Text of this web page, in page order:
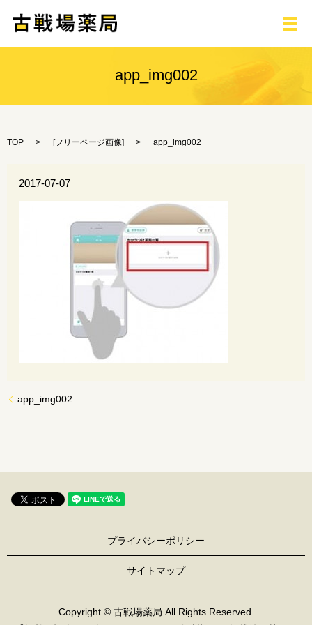
メ
app_img002
TOP [フリーページ画像] app_img002
2017-07-07
app_img002
プライバシーポリシー
サイトマップ
Copyright © 古戦場薬局 All Rights Reserved.